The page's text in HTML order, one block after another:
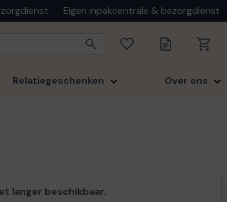
Eigen inpakcentrale & bezorgdienst
Relatiegeschenken Over ons
langer beschikbaar.